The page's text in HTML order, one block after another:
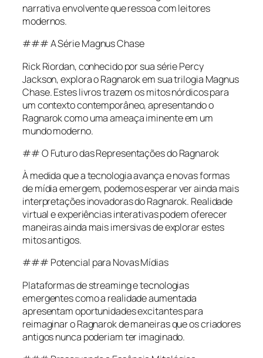
narrativa envolvente que ressoa com leitores
modernos.
### A Série Magnus Chase
Rick Riordan, conhecido por sua série Percy
Jackson, explora o Ragnarok em sua trilogia Magnus
Chase. Estes livros trazem os mitos nórdicos para
um contexto contemporâneo, apresentando o
Ragnarok como uma ameaça iminente em um
mundo moderno.
## O Futuro das Representações do Ragnarok
À medida que a tecnologia avança e novas formas
de mídia emergem, podemos esperar ver ainda mais
interpretações inovadoras do Ragnarok. Realidade
virtual e experiências interativas podem oferecer
maneiras ainda mais imersivas de explorar estes
mitos antigos.
### Potencial para Novas Mídias
Plataformas de streaming e tecnologias
emergentes como a realidade aumentada
apresentam oportunidades excitantes para
reimaginar o Ragnarok de maneiras que os criadores
antigos nunca poderiam ter imaginado.